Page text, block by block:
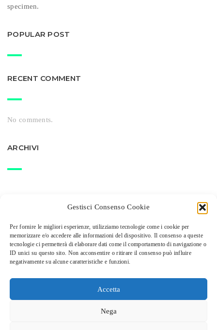
Gestisci Consenso Cookie
Per fornire le migliori esperienze, utilizziamo tecnologie come i cookie per
memorizzare e/o accedere alle informazioni del dispositivo. Il consenso a queste
tecnologie ci permetterà di elaborare dati come il comportamento di navigazione o
ID unici su questo sito. Non acconsentire o ritirare il consenso può influire
negativamente su alcune caratteristiche e funzioni.
Accetta
Nega
specimen.
POPULAR POST
RECENT COMMENT
No comments.
ARCHIVI